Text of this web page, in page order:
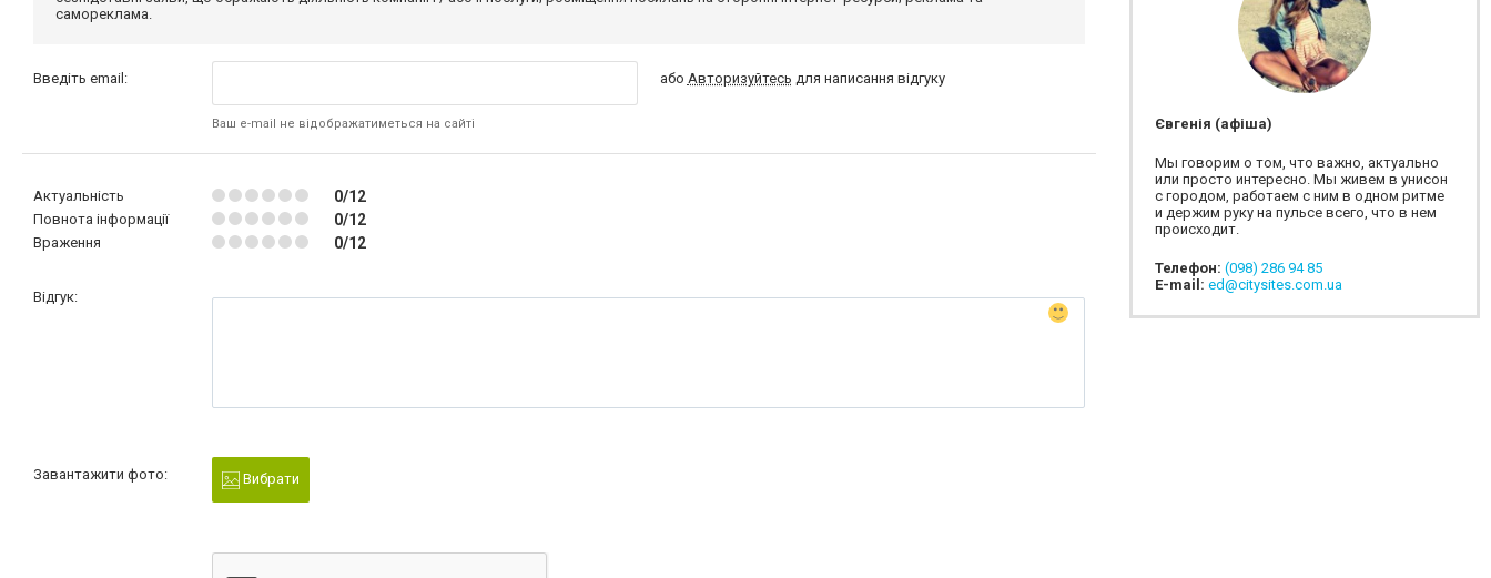
самореклама.
Введіть email:
Ваш e-mail не відображатиметься на сайті
або Авторизуйтесь для написання відгуку
Актуальність 0/12
Повнота інформації 0/12
Враження 0/12
Відгук:
Завантажити фото: Вибрати
Євгенія (афіша)
Мы говорим о том, что важно, актуально
или просто интересно. Мы живем в унисон
с городом, работаем с ним в одном ритме
и держим руку на пульсе всего, что в нем
происходит.
Телефон: (098) 286 94 85
E-mail: ed@citysites.com.ua